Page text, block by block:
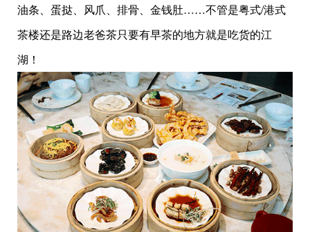
油条、蛋挞、风爪、排骨、金钱肚……不管是粤式/港式
茶楼还是路边老爸茶只要有早茶的地方就是吃货的江
湖！